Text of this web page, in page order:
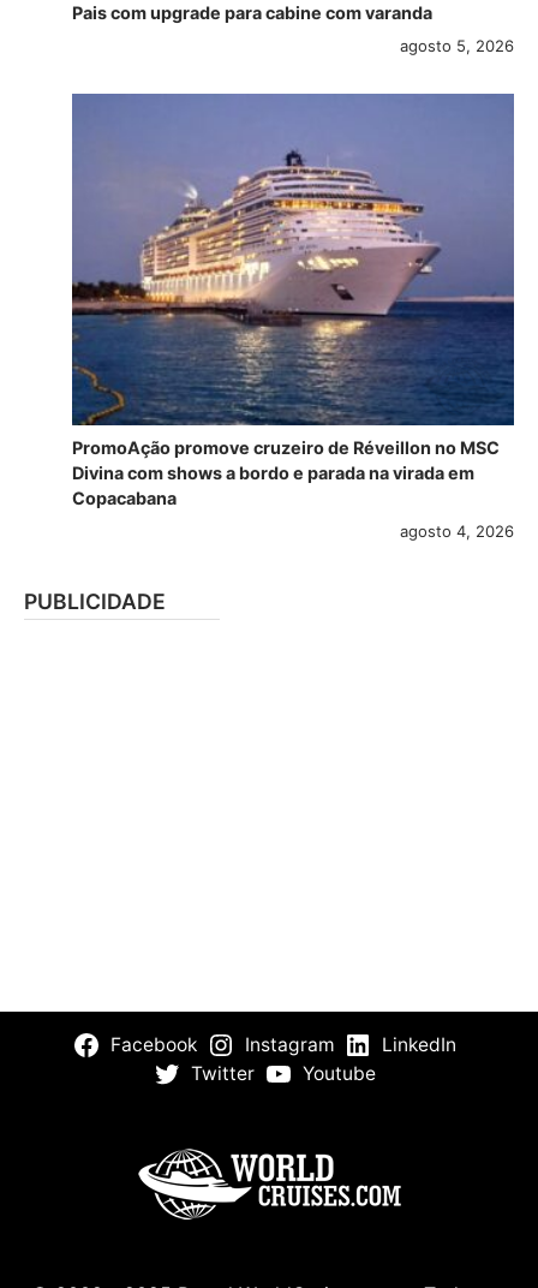
Pais com upgrade para cabine com varanda
agosto 5, 2026
PromoAção promove cruzeiro de Réveillon no MSC
Divina com shows a bordo e parada na virada em
Copacabana
agosto 4, 2026
PUBLICIDADE
Facebook Instagram
LinkedIn
Twitter
Youtube